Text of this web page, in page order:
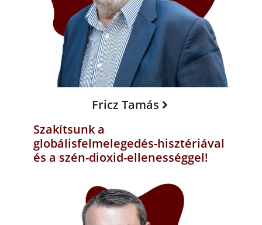
Fricz Tamás
Szakítsunk a
globálisfelmelegedés-hisztériával
és a szén-dioxid-ellenességgel!